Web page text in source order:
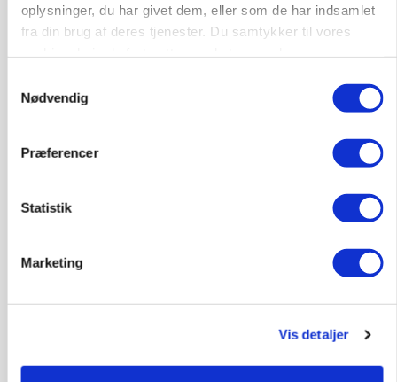
oplysninger, du har givet dem, eller som de har indsamlet
fra din brug af deres tjenester. Du samtykker til vores
Nødvendig
Præferencer
Statistik
Marketing
Vis detaljer
MARKED
Uændret notering: Spæde lyspunkter i fortsat